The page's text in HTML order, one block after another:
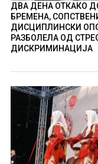
ДВА ДЕНА ОТКАКО
БРЕМЕНА,
ДИСЦИПЛИНСКИ
РАЗБОЛЕЛА ОД
ДИСКРИМИНАЦИЈА